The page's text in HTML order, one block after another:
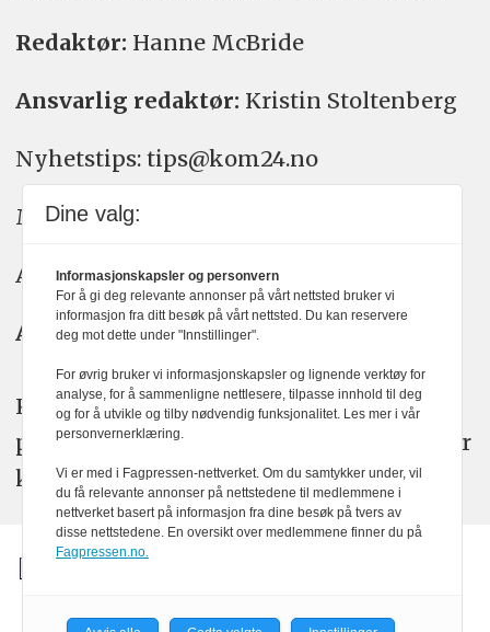
Redaktør: Hanne McBride
Ansvarlig redaktør: Kristin Stoltenberg
Nyhetstips: tips@kom24.no
Meninger: meninger@kom24.no
Annonse: annonse@watchmedia.no
Abonnement:kom24@watchmedia.no
KOM24 arbeider etter Vær Varsom-
plakatens regler for god presseskikk. Her
kan du lese mer omPFUsarbeid.
Dine valg:
Informasjonskapsler og personvern
For å gi deg relevante annonser på vårt nettsted bruker vi
informasjon fra ditt besøk på vårt nettsted. Du kan reservere
deg mot dette under "Innstillinger".
For øvrig bruker vi informasjonskapsler og lignende verktøy for
analyse, for å sammenligne nettlesere, tilpasse innhold til deg
og for å utvikle og tilby nødvendig funksjonalitet. Les mer i vår
personvernerklæring.
Vi er med i Fagpressen-nettverket. Om du samtykker under, vil
du få relevante annonser på nettstedene til medlemmene i
nettverket basert på informasjon fra dine besøk på tvers av
disse nettstedene. En oversikt over medlemmene finner du på
Fagpressen.no.